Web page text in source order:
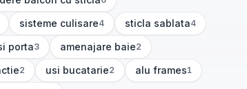
sisteme culisare
(4articole) 4 sticla sablata
(4articole) 4
porta
articole)
3 amenajare baie
(2articole) 2
2 usi bucatarie
(2articole) 2 alu frames
(1articole) 1